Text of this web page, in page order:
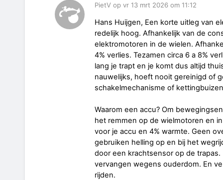
PietV op vr 13 mrt 2026 om 11:12
Hans Huijgen, Een korte uitleg van
redelijk hoog. Afhankelijk van de
elektromotoren in de wielen.
4% verlies. Tezamen circa 6 a 8%
lang je trapt en je komt dus altijd
nauwelijks, hoeft nooit gereinigd of
schakelmechanisme of
Waarom een accu? Om
het remmen op de wielmotoren en
voor je accu en 4% warmte. Geen
gebruiken helling op en bij het
door een krachtsensor op de
vervangen wegens ouderdom. En
rijden.